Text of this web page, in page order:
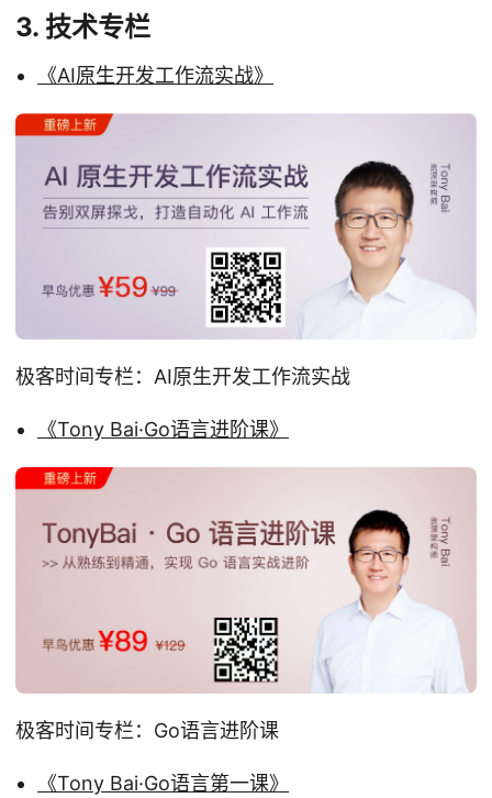
3. 技术专栏
《AI原生开发工作流实战》
极客时间专栏：AI原生开发工作流实战
《Tony Bai·Go语言进阶课》
极客时间专栏：Go语言进阶课
《Tony Bai·Go语言第一课》